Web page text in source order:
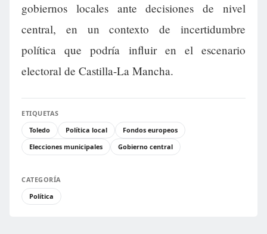
gobiernos locales ante decisiones de nivel
central, en un contexto de incertidumbre
política que podría influir en el escenario
electoral de Castilla-La Mancha.
ETIQUETAS
Toledo
Política local
Fondos europeos
Elecciones municipales
Gobierno central
CATEGORÍA
Política